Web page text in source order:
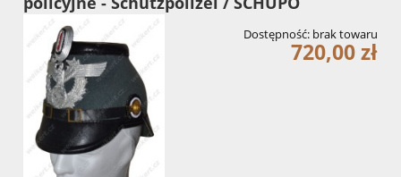
Dostępność: brak towaru
720,00 zł